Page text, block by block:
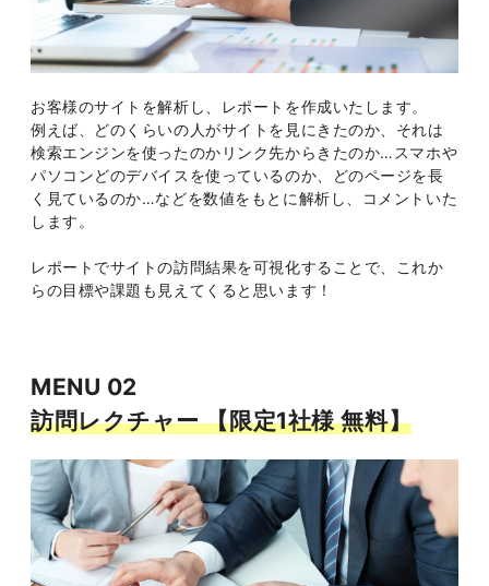
お客様のサイトを解析し、レポートを作成いたします。
例えば、どのくらいの人がサイトを見にきたのか、それは
検索エンジンを使ったのかリンク先からきたのか…スマホや
パソコンどのデバイスを使っているのか、どのページを長
く見ているのか…などを数値をもとに解析し、コメントいた
します。
レポートでサイトの訪問結果を可視化することで、これか
らの目標や課題も見えてくると思います！
MENU 02
訪問レクチャー 【限定1社様 無料】